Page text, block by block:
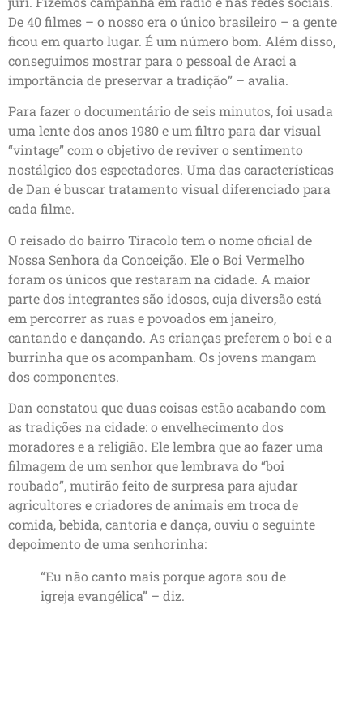
De 40 filmes – o nosso era o único brasileiro – a gente
ficou em quarto lugar. É um número bom. Além disso,
conseguimos mostrar para o pessoal de Araci a
importância de preservar a tradição” – avalia.
Para fazer o documentário de seis minutos, foi usada
uma lente dos anos 1980 e um filtro para dar visual
“vintage” com o objetivo de reviver o sentimento
nostálgico dos espectadores. Uma das características
de Dan é buscar tratamento visual diferenciado para
cada filme.
O reisado do bairro Tiracolo tem o nome oficial de
Nossa Senhora da Conceição. Ele o Boi Vermelho
foram os únicos que restaram na cidade. A maior
parte dos integrantes são idosos, cuja diversão está
em percorrer as ruas e povoados em janeiro,
cantando e dançando. As crianças preferem o boi e a
burrinha que os acompanham. Os jovens mangam
dos componentes.
Dan constatou que duas coisas estão acabando com
as tradições na cidade: o envelhecimento dos
moradores e a religião. Ele lembra que ao fazer uma
filmagem de um senhor que lembrava do “boi
roubado”, mutirão feito de surpresa para ajudar
agricultores e criadores de animais em troca de
comida, bebida, cantoria e dança, ouviu o seguinte
depoimento de uma senhorinha:
“Eu não canto mais porque agora sou de
igreja evangélica” – diz.